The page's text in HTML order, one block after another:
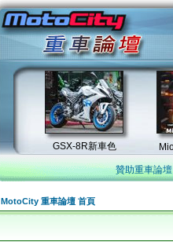
贊助重車論壇
MotoCity 重車論壇 首頁